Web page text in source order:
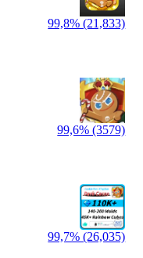
99,8% (21,833)
99,6% (3579)
99,7% (26,035)